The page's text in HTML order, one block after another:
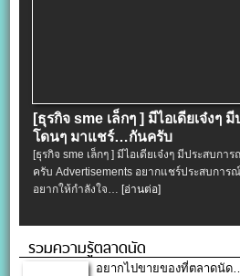
[ธุรกิจ sme เล็กๆ ] มีไอเดียเจ๋งๆ
โดนๆ มาแชร์…กันครับ
[ธุรกิจ sme เล็กๆ ] มีไอเดียเจ๋งๆ มีประสบก
ครับ Advertisements อยากแชร์ประสบกา
อยากให้กำลังใจ…[อ่านต่อ]
รวมความรู้ตลาดนัด
อยากไปขายของที่ตลาดนัด